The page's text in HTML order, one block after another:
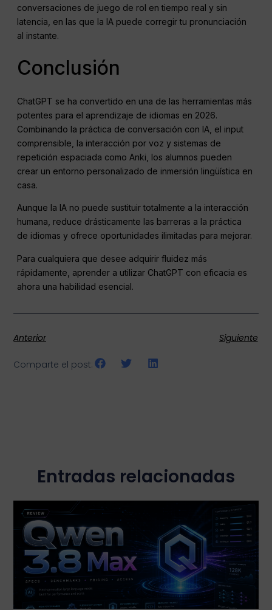
conversaciones de juego de rol en tiempo real y sin
latencia, en las que la IA puede corregir tu pronunciación
al instante.
Conclusión
ChatGPT se ha convertido en una de las herramientas más
potentes para el aprendizaje de idiomas en 2026.
Combinando la práctica de conversación con IA, el input
comprensible, la interacción por voz y sistemas de
repetición espaciada como Anki, los alumnos pueden
crear un entorno personalizado de inmersión lingüística en
casa.
Aunque la IA no puede sustituir totalmente a la interacción
humana, reduce drásticamente las barreras a la práctica
de idiomas y ofrece oportunidades ilimitadas para mejorar.
Para cualquiera que desee adquirir fluidez más
rápidamente, aprender a utilizar ChatGPT con eficacia es
ahora una habilidad esencial.
Anterior Siguiente
Comparte el post:
Entradas relacionadas